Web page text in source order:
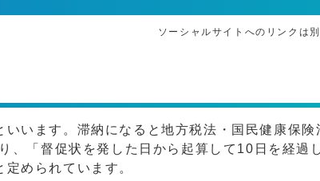
ソーシャルサイトへのリンクは
います。滞納になると地方税法・国民健康保険
、「督促状を発した日から起算して10日を経過
められています。